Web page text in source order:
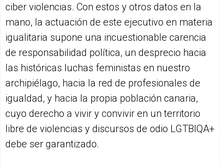
ciber violencias. Con estos y otros datos en la
mano, la actuación de este ejecutivo en materia
igualitaria supone una incuestionable carencia
de responsabilidad política, un desprecio hacia
las históricas luchas feministas en nuestro
archipiélago, hacia la red de profesionales de
igualdad, y hacia la propia población canaria,
cuyo derecho a vivir y convivir en un territorio
libre de violencias y discursos de odio LGTBIQA+
debe ser garantizado.